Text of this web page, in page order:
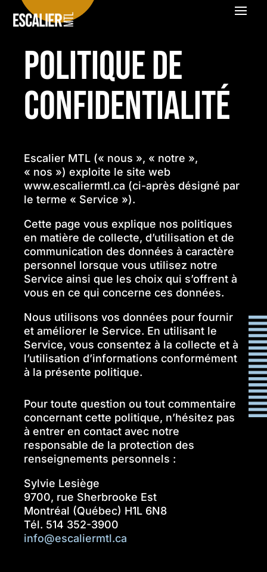
Politique de
confidentialité
Escalier MTL (« nous », « notre »,
« nos ») exploite le site web
www.escaliermtl.ca (ci-après désigné par
le terme « Service »).
Cette page vous explique nos politiques
en matière de collecte, d’utilisation et de
communication des données à caractère
personnel lorsque vous utilisez notre
Service ainsi que les choix qui s’offrent à
vous en ce qui concerne ces données.
Nous utilisons vos données pour fournir
et améliorer le Service. En utilisant le
Service, vous consentez à la collecte et à
l’utilisation d’informations conformément
à la présente politique.
Pour toute question ou tout commentaire
concernant cette politique, n’hésitez pas
à entrer en contact avec notre
responsable de la protection des
renseignements personnels :
Sylvie Lesiège
9700, rue Sherbrooke Est
Montréal (Québec) H1L 6N8
Tél. 514 352-3900
info@escaliermtl.ca